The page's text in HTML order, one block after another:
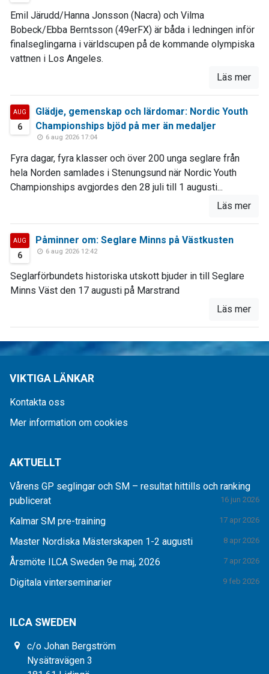
Emil Järudd/Hanna Jonsson (Nacra) och Vilma
Bobeck/Ebba Berntsson (49erFX) är båda i ledningen inför
finalseglingarna i världscupen på de kommande olympiska
vattnen i Los Angeles.
Läs mer
AUG
6
Glädje, gemenskap och lärdomar: Nordic Youth
Championships bjöd på mer än medaljer
6 aug 2026 17:04
Fyra dagar, fyra klasser och över 200 unga seglare från
hela Norden samlades i Stenungsund när Nordic Youth
Championships avgjordes den 28 juli till 1 augusti...
Läs mer
AUG
6
Påminner om: Seglare Minns på Västkusten
6 aug 2026 12:42
Seglarförbundets historiska utskott bjuder in till Seglare
Minns Väst den 17 augusti på Marstrand
Läs mer
VIKTIGA LÄNKAR
Kontakta oss
Mer information om cookies
AKTUELLT
Vårens GP seglingar och SM – resultat hittills och ranking
publicerat
16 jun 2026
Kalmar SM pre-training 17 apr 2026
Master Nordiska Mästerskapen 1-2 augusti 8 apr 2026
Årsmöte ILCA Sweden 9e maj, 2026 7 apr 2026
Digitala vinterseminarier 9 feb 2026
ILCA SWEDEN
c/o Johan Bergström
Nysätravägen 3